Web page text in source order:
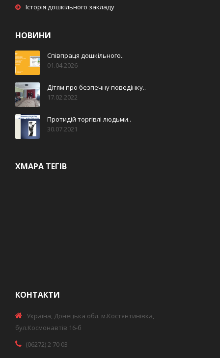
Історія дошкільного закладу
НОВИНИ
Співпраця дошкільного..
01.04.2026
Дітям про безпечну поведінку..
17.02.2022
Протидій торгівлі людьми..
30.07.2021
ХМАРА ТЕГІВ
КОНТАКТИ
Україна, Донецька обл. м.Костянтинівка,
бул.Космонавтів 16-б
(06272) 2 70 03